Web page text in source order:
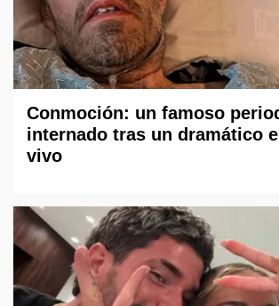
Conmoción: un famoso
internado tras un dramático
vivo